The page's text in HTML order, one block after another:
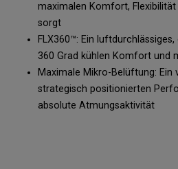
maximalen Komfort,
sorgt
FLX360™: Ein
360 Grad kühlen Komfort und
Maximale Mikro-Belüftung:
strategisch positionierten
absolute Atmungsaktivität